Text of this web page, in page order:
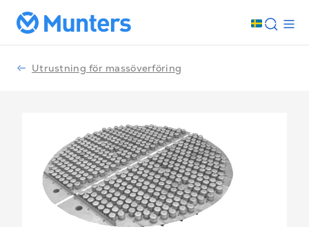
Utrustning för massöverföring